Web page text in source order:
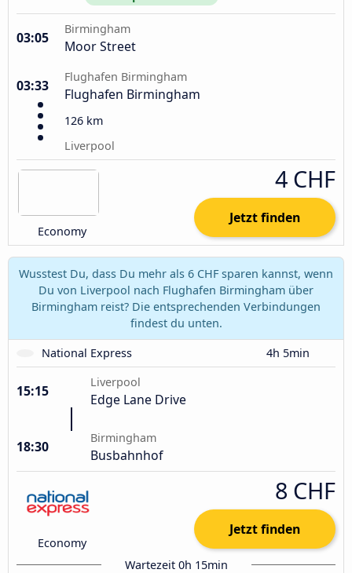
03:05
Birmingham
Moor Street
03:33
Flughafen Birmingham
Flughafen Birmingham
126 km
Liverpool
Economy
4 CHF
Jetzt finden
Wusstest Du, dass Du mehr als 6 CHF sparen kannst, wenn
Du von Liverpool nach Flughafen Birmingham über
Birmingham reist? Die entsprechenden Verbindungen
findest du unten.
National Express
4h 5min
15:15
Liverpool
Edge Lane Drive
18:30
Birmingham
Busbahnhof
Economy
8 CHF
Jetzt finden
Wartezeit 0h 15min